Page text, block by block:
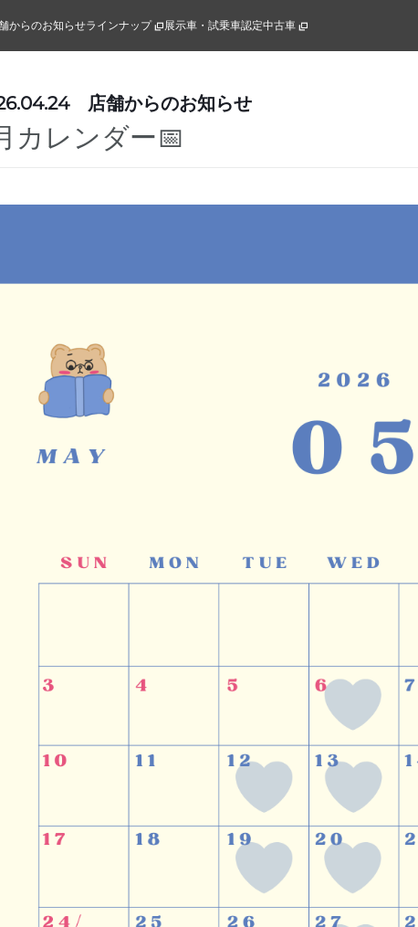
からのお知らせラインナップ 展示車・試乗車認定中古車
店舗からのお知らせ
カレンダー📅